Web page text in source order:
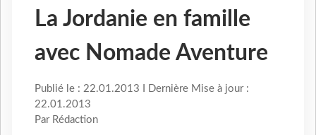
La Jordanie en famille
avec Nomade Aventure
Publié le : 22.01.2013 I Dernière Mise à jour :
22.01.2013
Par Rédaction